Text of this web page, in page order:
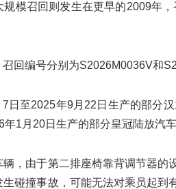
模召回则发生在更早的2009年
回编号分别为S2026M0036V和
日至2025年9月22日生产的部分
1月20日生产的部分皇冠陆放汽
，由于第二排座椅靠背调节器的
碰撞事故，可能无法对乘员起到